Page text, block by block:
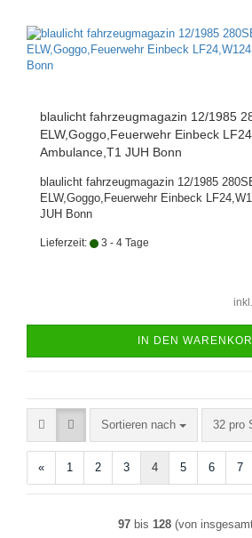
blaulicht fahrzeugmagazin 12/1985
ELW,Goggo,Feuerwehr Einbeck
Ambulance,T1 JUH Bonn
blaulicht fahrzeugmagazin 12/1985
ELW,Goggo,Feuerwehr Einbeck
JUH Bonn
Lieferzeit: 3 - 4 Tage
IN DEN
Sortieren nach
Sortieren nach 32 pro
pro
« 1 2 3 4 5 6 7
97 bis 128 (von